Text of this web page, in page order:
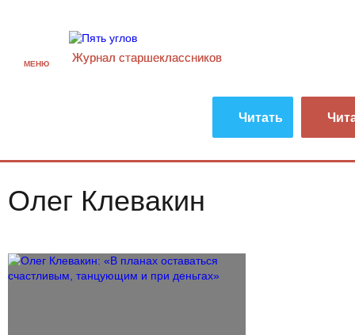
МЕНЮ Журнал старшекласcников
Читать
Олег Клевакин